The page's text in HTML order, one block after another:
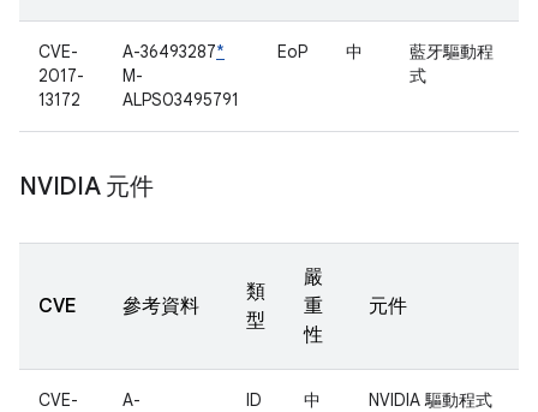
CVE-
2017-
13172
A-36493287*
M-
ALPS03495791
EoP 中
藍牙驅動程
式
NVIDIA 元件
CVE 參考資料
類
型
嚴
重
性
元件
CVE-
A-
ID 中 NVIDIA 驅動程式